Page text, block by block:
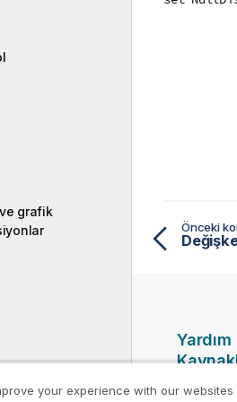
grafik
Önceki
Yardım
Qlik
your experience with our websites